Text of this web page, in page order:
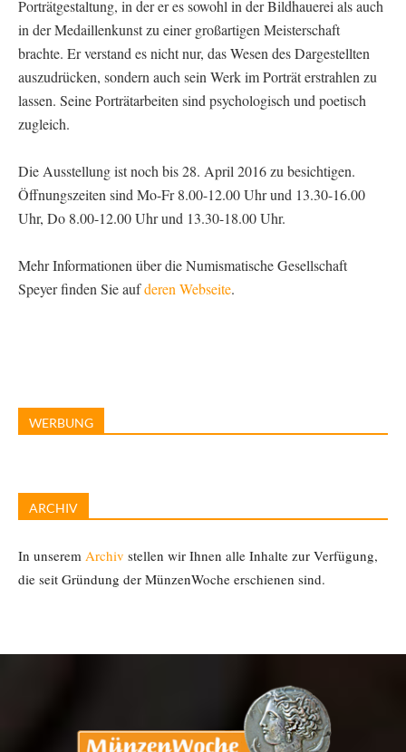
Porträtgestaltung, in der er es sowohl in der Bildhauerei als auch
in der Medaillenkunst zu einer großartigen Meisterschaft
brachte. Er verstand es nicht nur, das Wesen des Dargestellten
auszudrücken, sondern auch sein Werk im Porträt erstrahlen zu
lassen. Seine Porträtarbeiten sind psychologisch und poetisch
zugleich.
Die Ausstellung ist noch bis 28. April 2016 zu besichtigen.
Öffnungszeiten sind Mo-Fr 8.00-12.00 Uhr und 13.30-16.00
Uhr, Do 8.00-12.00 Uhr und 13.30-18.00 Uhr.
Mehr Informationen über die Numismatische Gesellschaft
Speyer finden Sie aufderen Webseite.
WERBUNG
ARCHIV
In unserem Archiv stellen wir Ihnen alle Inhalte zur Verfügung,
die seit Gründung der MünzenWoche erschienen sind.